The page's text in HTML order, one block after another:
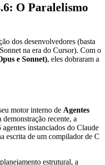
O Paralelismo
dos desenvolvedores (basta
na era do Cursor). Com o
e Sonnet), eles dobraram a
motor interno de Agentes
demonstração recente, a
instanciados do Claude
escrita de um compilador de C
estrutural, a